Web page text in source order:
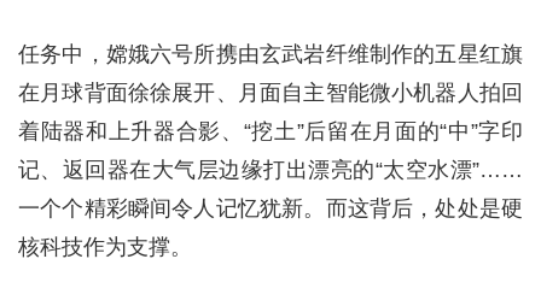
任务中，嫦娥六号所携由玄武岩纤维制作的五星红旗
在月球背面徐徐展开、月面自主智能微小机器人拍回
着陆器和上升器合影、“挖土”后留在月面的“中”字印
记、返回器在大气层边缘打出漂亮的“太空水漂”……
一个个精彩瞬间令人记忆犹新。而这背后，处处是硬
核科技作为支撑。